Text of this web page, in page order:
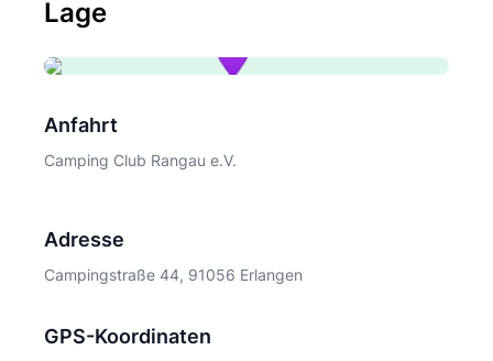
Lage
Anfahrt
Camping Club Rangau e.V.
Adresse
Campingstraße 44, 91056 Erlangen
GPS-Koordinaten